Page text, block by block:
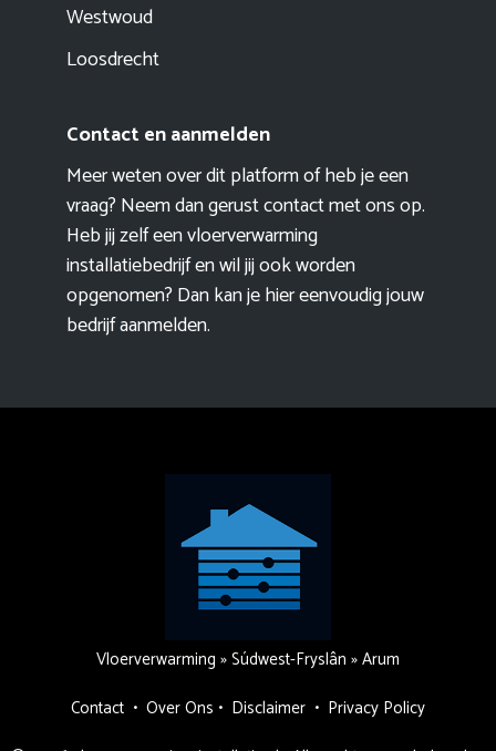
Westwoud
Loosdrecht
Contact en aanmelden
Meer weten over dit platform of heb je een
vraag? Neem dan gerust contact met ons op.
Heb jij zelf een vloerverwarming
installatiebedrijf en wil jij ook worden
opgenomen? Dan kan je hier eenvoudigjouw
bedrijf aanmelden.
Vloerverwarming »Súdwest-Fryslân »Arum
Contact • Over Ons • Disclaimer • Privacy Policy